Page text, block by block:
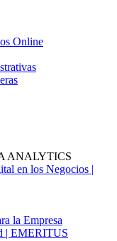
Online
ANALYTICS
en los Negocios |
la Empresa
| EMERITUS